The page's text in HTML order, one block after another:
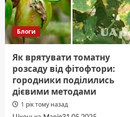
Блоги
Як врятувати томатну
розсаду від фітофтори:
городники поділились
дієвими методами
1 рік тому назад